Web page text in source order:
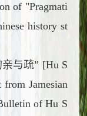
of "Pragmati
history st
与疏” [Hu S
from Jamesian
of Hu S